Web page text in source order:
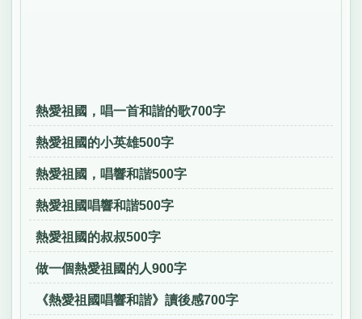
熱愛祖國，唱一首和諧的歌700字
熱愛祖國的小英雄500字
熱愛祖國，唱響和諧500字
熱愛祖國唱響和諧500字
熱愛祖國的叔叔500字
做一個熱愛祖國的人900字
《熱愛祖國唱響和諧》讀後感700字